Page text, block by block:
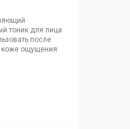
тоник для лица
после
коже ощущения